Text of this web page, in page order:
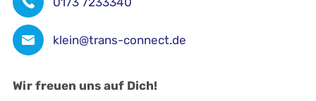
klein@trans-connect.de
Wir freuen uns auf Dich!